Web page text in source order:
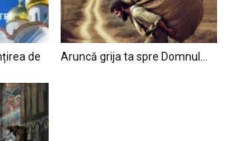
de
Aruncă grija ta spre Domnul…